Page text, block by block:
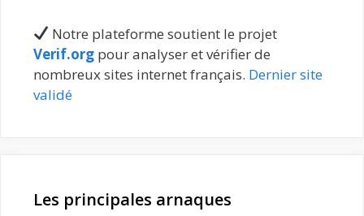
Notre plateforme soutient le projet
Verif.org pour analyser et vérifier de
nombreux sites internet français. Dernier site
validé
Les principales arnaques